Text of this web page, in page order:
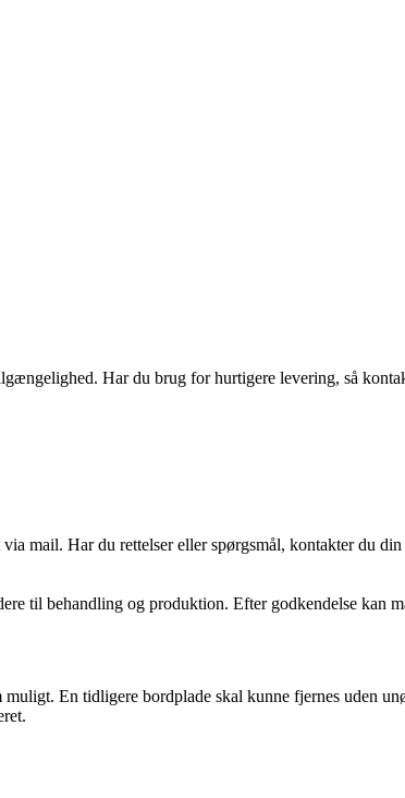
Har du brug for hurtigere levering, så
mail. Har du rettelser eller spørgsmål, kontakter du
til behandling og produktion. Efter godkendelse kan
En tidligere bordplade skal kunne fjernes uden